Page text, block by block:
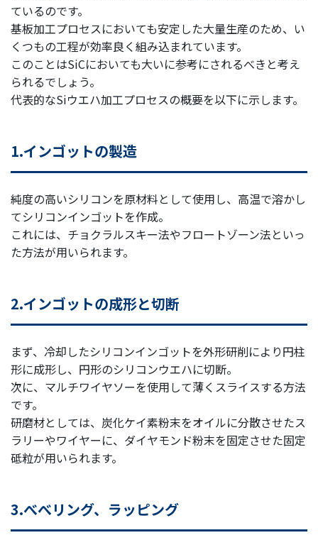
ているのです。
基板加工プロセスにおいても安定した大量生産のため、い
くつもの工程が効率良く組み込まれています。
このことはSiCにおいても大いに参考にされるべきと考え
られるでしょう。
代表的なSiウエハ加工プロセスの概要を以下に示します。
1.インゴットの製造
純度の高いシリコンを原材料として使用し、高温で溶かし
てシリコンインゴットを作成。
これには、チョクラルスキー法やフロートゾーン法といっ
た方法が用いられます。
2.インゴットの成形と切断
まず、冷却したシリコンインゴットを外形研削により円柱
形に成形し、円形のシリコンウエハに切断。
次に、マルチワイヤソーを使用して薄くスライスする方法
です。
研磨材としては、炭化ケイ素粉末をオイルに分散させたス
ラリーやワイヤーに、ダイヤモンド粉末を固定させた固定
砥粒が用いられます。
3.べべリング、ラッピング